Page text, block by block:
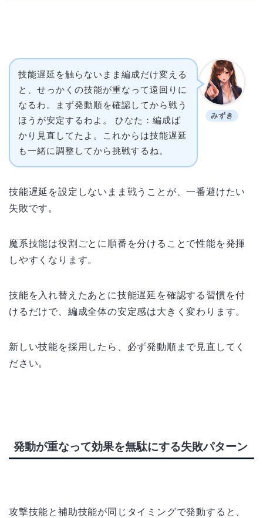
みずき
技能遅延を触らないまま編成だけ変える
と、せっかくの技能が重なって遠回りに
なるわ。まず発動順を確認してから戦う
ほうが安定するわよ。 ひなた：編成ば
かり見直してたよ。これからは技能遅延
も一緒に調整してから挑戦するね。
技能遅延を設定しないまま戦うことが、一番避けたい
失敗です。
魔系技能は役割ごとに順番を分けることで性能を発揮
しやすくなります。
技能を入れ替えたあとに技能遅延を確認する習慣を付
けるだけで、編成全体の安定感は大きく変わります。
新しい技能を採用したら、必ず発動順まで見直してく
ださい。
発動が重なって効果を無駄にする失敗パターン
攻撃技能と補助技能が同じタイミングで発動すると、